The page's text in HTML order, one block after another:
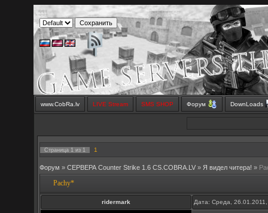
www.CobRa.lv LIVE Stream SMS SHOP Форум DownLoads
Страница 1 из 1 1
Форум » СЕРВЕРА Counter Strike 1.6 CS.COBRA.LV » Я видел читера! »
Pachy*
ridermark Дата: Среда,